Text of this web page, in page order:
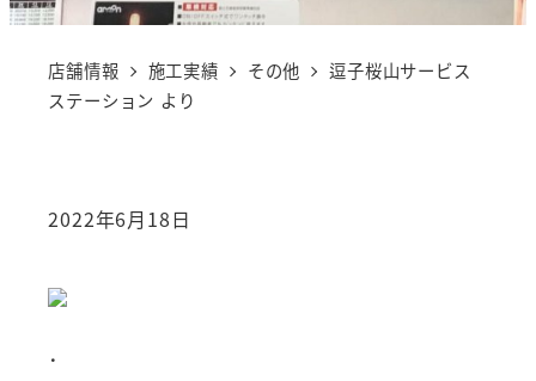
店舗情報 施工実績 その他
逗子桜山サービス
ステーション より
2022年6月18日
．